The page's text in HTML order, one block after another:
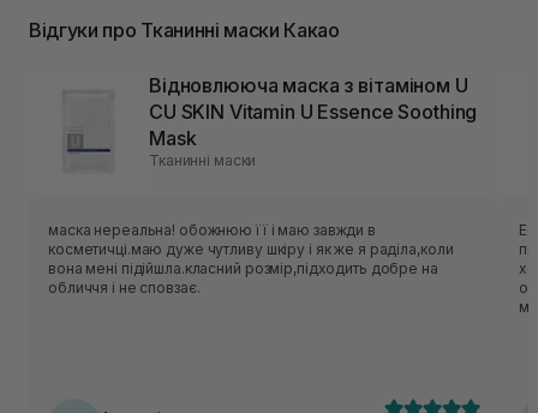
Відгуки про Тканинні маски Какао
Відновлююча маска з вітаміном U
CU SKIN Vitamin U Essence Soothing
Mask
Тканинні маски
маска нереальна! обожнюю її і маю завжди в
косметичці.маю дуже чутливу шкіру і як же я раділа,коли
вона мені підійшла.класний розмір,підходить добре на
обличчя і не сповзає.